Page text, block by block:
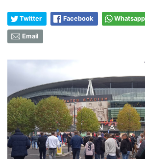
Twitter Facebook Whatsapp
Email